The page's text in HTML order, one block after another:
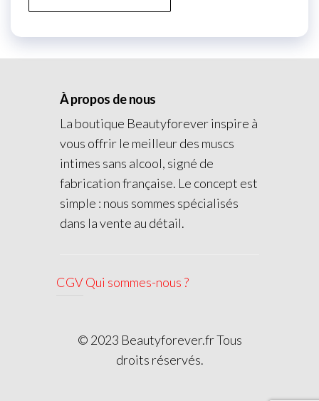
À propos de nous
La boutique Beautyforever inspire à
vous offrir le meilleur des muscs
intimes sans alcool, signé de
fabrication française. Le concept est
simple : nous sommes spécialisés
dans la vente au détail.
CGVQui sommes-nous ?
© 2023 Beautyforever.fr Tous
droits réservés.